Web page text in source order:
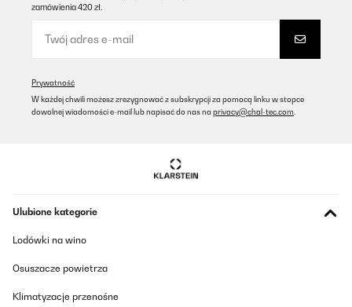
Absolut dicht, sehr praktisch, einfach zu reinigen. Top Produkt!
Tłumacz
Sehr schöne, große Brotdose mit vielen unterschiedlichen
Amazon-Benutzer
Tłumacz
zamówienia 420 zł.
Prywatność
W każdej chwili możesz zrezygnować z subskrypcji za pomocą linku w stopce
dowolnej wiadomości e-mail lub napisać do nas na privacy@chal-tec.com
Ulubione kategorie
Lodówki na wino
Osuszacze powietrza
Klimatyzacje przenośne